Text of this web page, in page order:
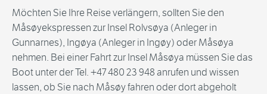
Möchten Sie Ihre Reise verlängern, sollten Sie den
Måsøyekspressen zur Insel Rolvsøya (Anleger in
Gunnarnes), Ingøya (Anleger in Ingøy) oder Måsøya
nehmen. Bei einer Fahrt zur Insel Måsøya müssen Sie das
Boot unter der Tel. +47 480 23 948 anrufen und wissen
lassen, ob Sie nach Måsøy fahren oder dort abgeholt